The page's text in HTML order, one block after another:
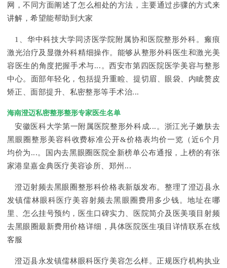
网，不同方面阐述了怎么相处的方法，主要通过步骤的方式来
讲解，希望能帮助到大家
1、华中科技大学同济医学院附属协和医院整形外科。瘢痕
激光治疗及显微外科精细操作。能够从整形外科医生和激光美
容医生的角度把握手术与...。西安市第四医院医学美容与整形
中心。面部年轻化，包括提升重睑、提切眉、眼袋、内眦赘皮
矫正、面部提升、私密整形等手术治...
海南澄迈私密整形整形专家医生名单
安徽医科大学第一附属医院整形外科成...。浙江光子嫩肤去
黑眼圈整形美容科收费标准公开&价格表均价一览（近6个月
均价为...。国内去黑眼圈医院全新榜单公布通报，上榜的有张
家港皇嘉金典医疗美容诊所、郑州...
澄迈射频去黑眼圈整形科价格表新版发布。整理了澄迈县永
发镇儒林眼科医疗美容射频去黑眼圈费用多少钱。地址在哪
里、怎么挂号预约，医生口碑实力、医院简介及医美项目射频
去黑眼圈最新费用价格详细，具体医院医生项目详情联系在线
客服
澄迈县永发镇儒林眼科医疗美容怎么样。正规医疗机构执业